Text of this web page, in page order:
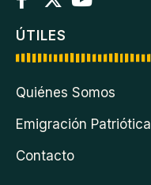
ÚTILES
Quiénes Somos
Emigración Patriótica
Contacto